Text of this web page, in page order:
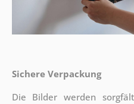
Sichere Verpackung
Die Bilder werden